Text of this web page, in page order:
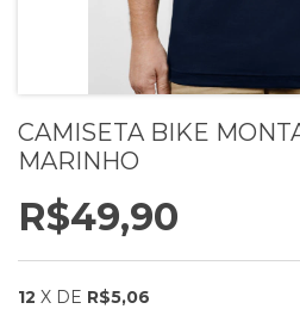
CAMISETA BIKE
MARINHO
R$49,90
12 X DE R$5,06